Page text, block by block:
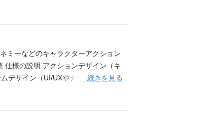
ミーなどのキャラクターアクション
仕様の説明 アクションデザイン（キ
デザイン（UI/UXやナラティブなど
ン調整経験 歓迎スキル AIの仕様作
ンシューマーゲーム開発経験 求め
続きを見る